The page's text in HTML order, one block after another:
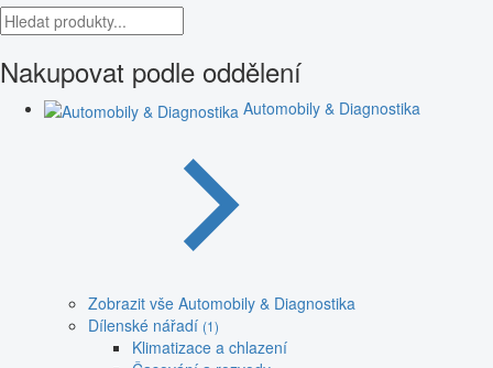
Nakupovat podle oddělení
Automobily & Diagnostika
Zobrazit vše Automobily & Diagnostika
Dílenské nářadí (1)
Klimatizace a chlazení